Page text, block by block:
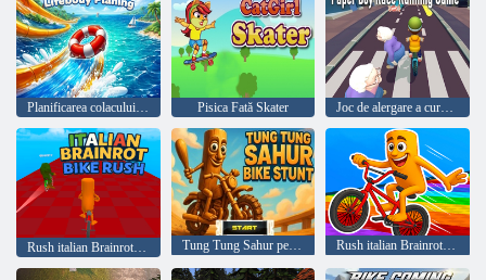
Planificarea colacului de salvare Pisica Fată Skater Joc de alergare a cursei de hârtie de hârtie
Tung Tung Sahur pentru biciclete Rush italian Brainrot Bike